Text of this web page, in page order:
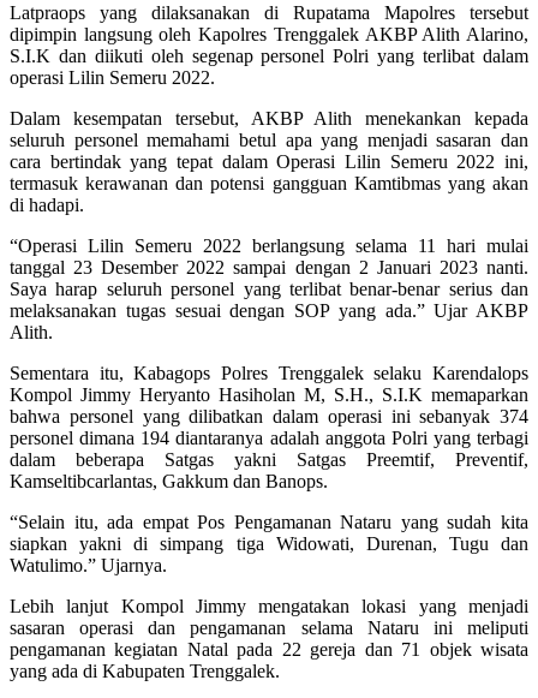
Latpraops yang dilaksanakan di Rupatama Mapolres tersebut
dipimpin langsung oleh Kapolres Trenggalek AKBP Alith Alarino,
S.I.K dan diikuti oleh segenap personel Polri yang terlibat dalam
operasi Lilin Semeru 2022.
Dalam kesempatan tersebut, AKBP Alith menekankan kepada
seluruh personel memahami betul apa yang menjadi sasaran dan
cara bertindak yang tepat dalam Operasi Lilin Semeru 2022 ini,
termasuk kerawanan dan potensi gangguan Kamtibmas yang akan
di hadapi.
“Operasi Lilin Semeru 2022 berlangsung selama 11 hari mulai
tanggal 23 Desember 2022 sampai dengan 2 Januari 2023 nanti.
Saya harap seluruh personel yang terlibat benar-benar serius dan
melaksanakan tugas sesuai dengan SOP yang ada.” Ujar AKBP
Alith.
Sementara itu, Kabagops Polres Trenggalek selaku Karendalops
Kompol Jimmy Heryanto Hasiholan M, S.H., S.I.K memaparkan
bahwa personel yang dilibatkan dalam operasi ini sebanyak 374
personel dimana 194 diantaranya adalah anggota Polri yang terbagi
dalam beberapa Satgas yakni Satgas Preemtif, Preventif,
Kamseltibcarlantas, Gakkum dan Banops.
“Selain itu, ada empat Pos Pengamanan Nataru yang sudah kita
siapkan yakni di simpang tiga Widowati, Durenan, Tugu dan
Watulimo.” Ujarnya.
Lebih lanjut Kompol Jimmy mengatakan lokasi yang menjadi
sasaran operasi dan pengamanan selama Nataru ini meliputi
pengamanan kegiatan Natal pada 22 gereja dan 71 objek wisata
yang ada di Kabupaten Trenggalek.